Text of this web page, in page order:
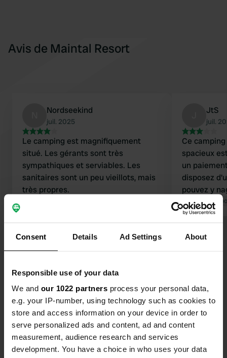
Consent Details Ad Settings About
Responsible use of your data
We and our 1022 partners process your personal data,
e.g. your IP-number, using technology such as cookies to
store and access information on your device in order to
serve personalized ads and content, ad and content
measurement, audience research and services
development. You have a choice in who uses your data
Avis de Maintal Resort
Nordseekind
juil. 2025
Le camping est magnifiquement
situé. Les gérants sont très
sympathiques et serviables. Les
sanitaires sont un peu vieillots, mais
très propres.
JtS
juil.
Ce
spacieux
un
disposez
pouvez y
nautique. Le directeur est
proximité
l'arc 3D
Traduit par
Contact
Emplacement
Schloßstraße 42
97903, Collenberg, Allemagne
Copie
Coordonnées